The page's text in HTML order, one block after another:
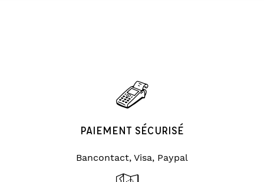
PAIEMENT SÉCURISÉ
Bancontact, Visa, Paypal